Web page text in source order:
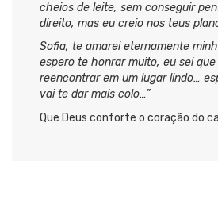
cheios de leite, sem conseguir
direito, mas eu creio nos teus
Sofia, te amarei eternamente
espero te honrar muito, eu sei
reencontrar em um lugar lindo…
vai te dar mais colo…”
Que Deus conforte o coração do